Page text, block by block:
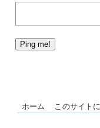
ホーム このサイト